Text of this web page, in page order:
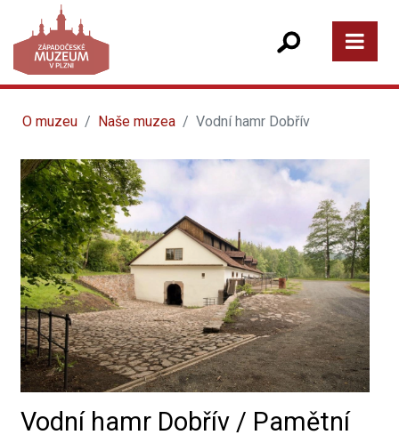
O muzeu Naše muzea Vodní hamr Dobřív
Vodní hamr Dobřív / Pamětní